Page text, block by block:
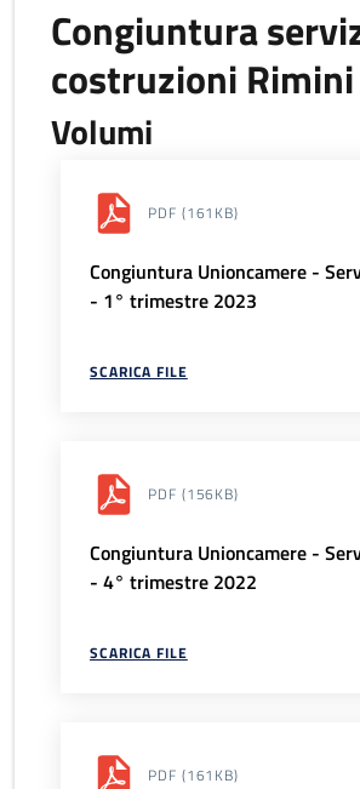
Congiuntura
costruzioni Rimini
Volumi
PDF (161KB)
Congiuntura Unioncamere -
- 1° trimestre 2023
SCARICA FILE
PDF (156KB)
Congiuntura Unioncamere -
- 4° trimestre 2022
SCARICA FILE
PDF (161KB)